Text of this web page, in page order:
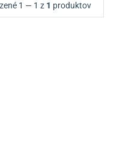
1 — 1 z 1 produktov